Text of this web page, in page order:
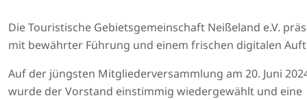
Die Touristische Gebietsgemeinschaft Neißeland e.V.
mit bewährter Führung und einem frischen digitalen
Auf der jüngsten Mitgliederversammlung am 20. Juni
wurde der Vorstand einstimmig wiedergewählt und eine